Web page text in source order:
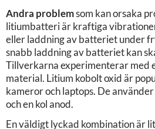
Andra problemsom kan orsaka
litiumbatteri är kraftiga
eller laddning av batteriet under
snabb laddning av batteriet kan
Tillverkarna experimenterar med
material. Litium kobolt oxid är
kameror och laptops. De
och en kol anod.
En väldigt lyckad kombination är